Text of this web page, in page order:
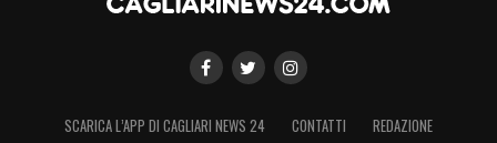
SCARICA L’APP DI CAGLIARI NEWS 24 CONTATTI
REDAZIONE